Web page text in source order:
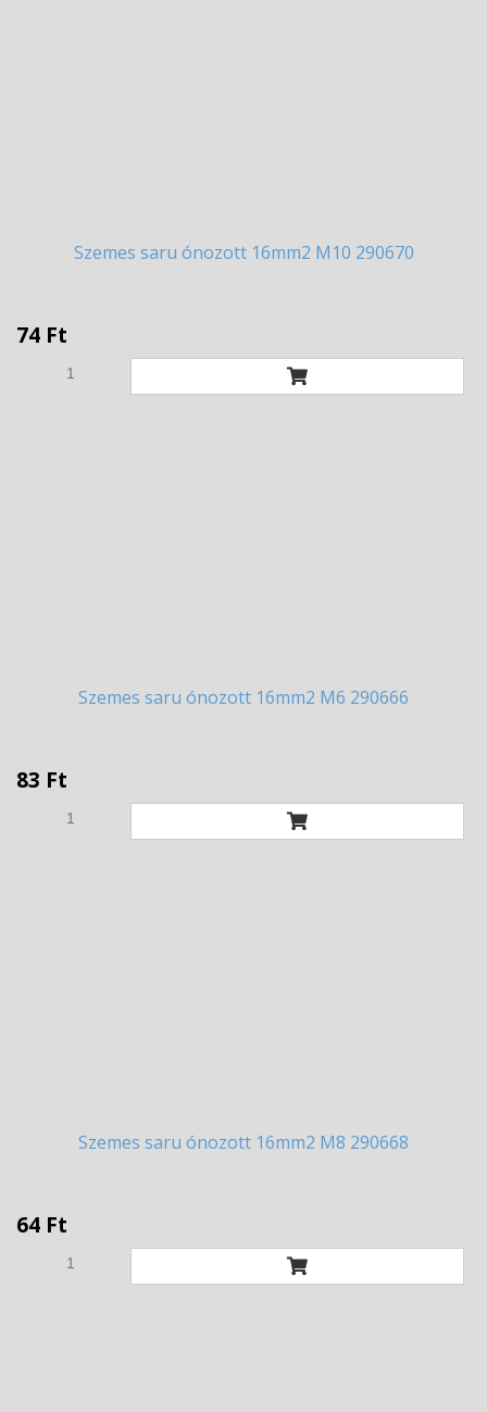
Szemes saru ónozott 16mm2 M10 290670
74 Ft
Szemes saru ónozott 16mm2 M6 290666
83 Ft
Szemes saru ónozott 16mm2 M8 290668
64 Ft